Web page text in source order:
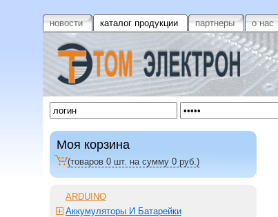
новости каталог продукции партнеры о нас
Моя корзина
(товаров 0 шт. на сумму 0 руб.)
ARDUINO
Аккумуляторы И Батарейки